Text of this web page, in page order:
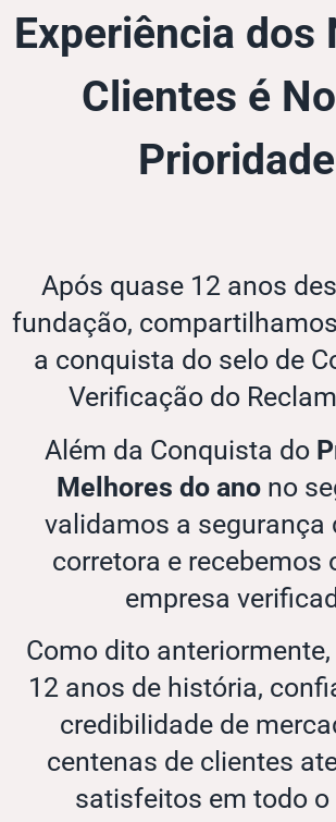
Experiência dos
Clientes é
Após quase 12 anos
fundação,
a conquista do selo de
Verificação do
Além da Conquista do
Melhores do ano no
validamos a segurança
corretora e recebemos
empresa
Como dito
12 anos de história,
credibilidade de
centenas de clientes
satisfeitos em todo o